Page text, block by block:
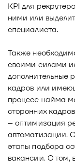
KPI для
ними или
специалиста.
Также
своими силами
дополнительные
кадров или
процесс найма
сторонних
– оптимизация
автоматизации.
этапы подбора
вакансии. О том,